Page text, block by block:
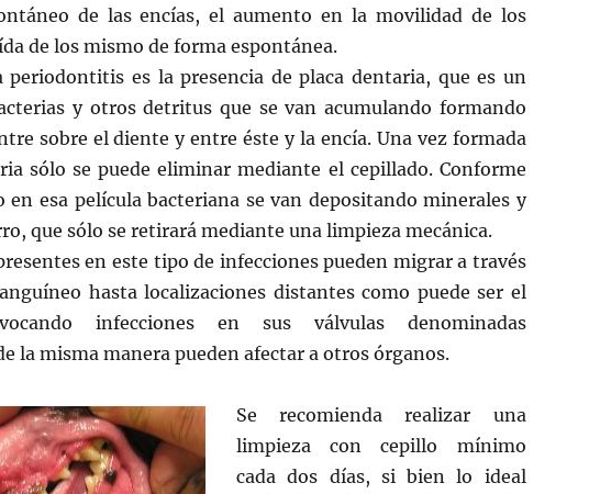
de las encías, el aumento en la movilidad de los
de los mismo de forma espontánea.
periodontitis es la presencia de placa dentaria, que es un
y otros detritus que se van acumulando formando
sobre el diente y entre éste y la encía. Una vez formada
sólo se puede eliminar mediante el cepillado. Conforme
en esa película bacteriana se van depositando minerales y
que sólo se retirará mediante una limpieza mecánica.
en este tipo de infecciones pueden migrar a través
hasta localizaciones distantes como puede ser el
infecciones en sus válvulas denominadas
la misma manera pueden afectar a otros órganos.
Se recomienda realizar una
limpieza con cepillo mínimo
cada dos días, si bien lo ideal